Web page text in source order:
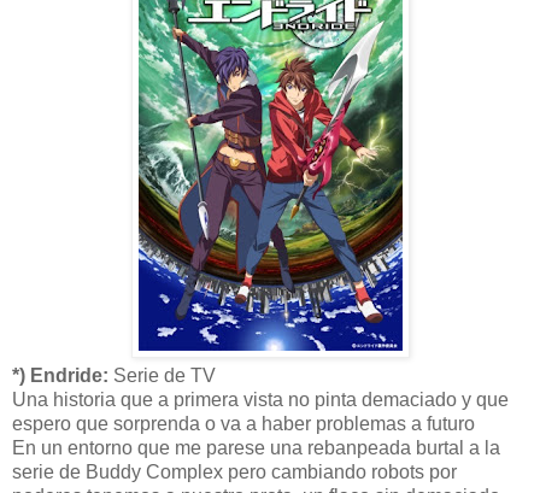
*) Endride: Serie de TV
Una historia que a primera vista no pinta demaciado y que
espero que sorprenda o va a haber problemas a futuro
En un entorno que me parese una rebanpeada burtal a la
serie de Buddy Complex pero cambiando robots por